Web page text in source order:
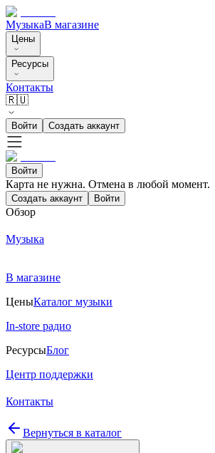
МузыкаВ магазине
Цены
Ресурсы
Контакты
🇷🇺
Войти Создать аккаунт
Войти
Карта не нужна. Отмена в любой момент.
Создать аккаунт Войти
Обзор
Музыка
В магазине
ЦеныКаталог музыки
In-store радио
РесурсыБлог
Центр поддержки
Контакты
Вернуться в каталог